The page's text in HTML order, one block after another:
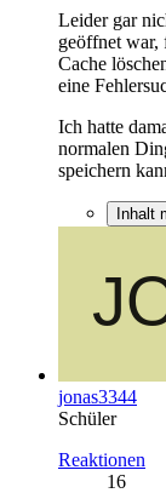
Leider gar
geöffnet war,
Cache
eine
Ich hatte
normalen
speichern
Inhalt
jonas3344
Schüler
Reaktionen
16